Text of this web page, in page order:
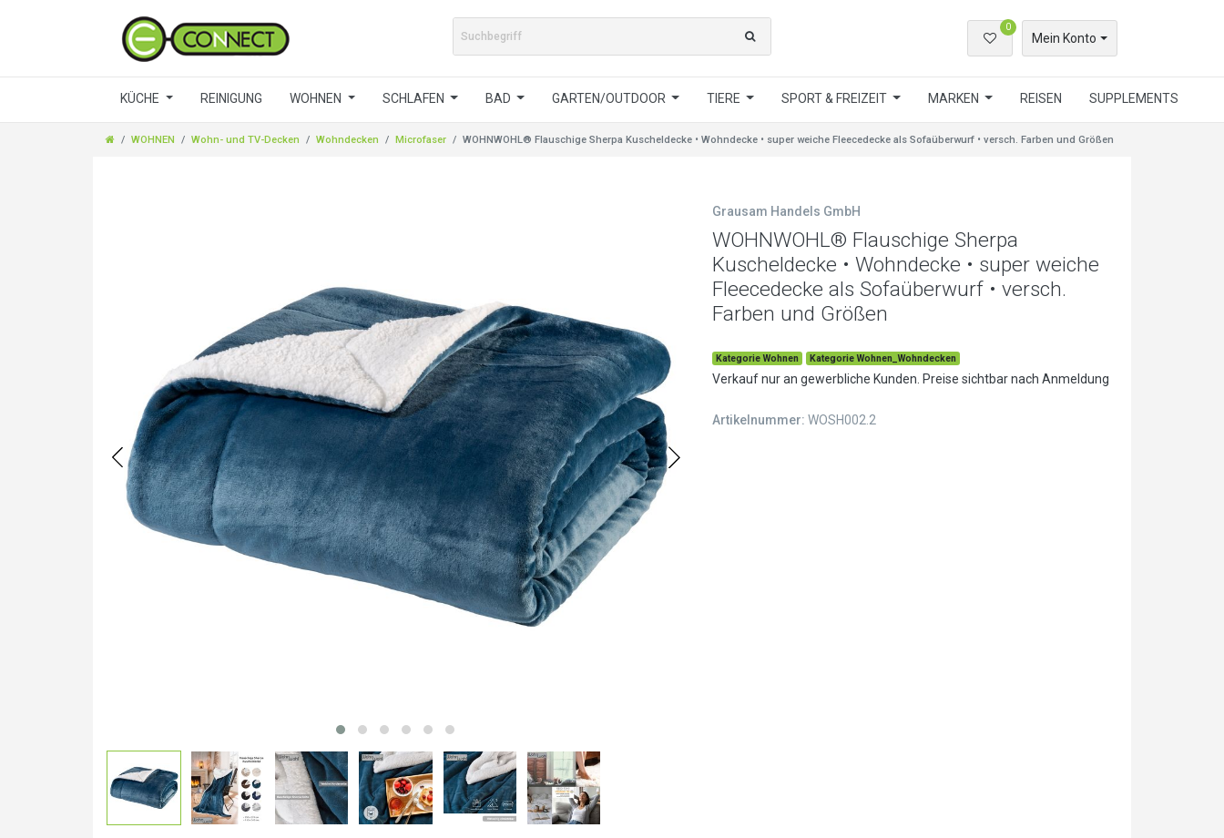
0
Mein Konto
KÜCHE REINIGUNG WOHNEN SCHLAFEN BAD GARTEN/OUTDOOR TIERE SPORT & FREIZEIT MARKEN REISEN SUPPLEMENTS
WOHNEN Wohn- und TV-Decken Wohndecken Microfaser WOHNWOHL® Flauschige Sherpa Kuscheldecke • Wohndecke • super weiche Fleecedecke als Sofaüberwurf • versch. Farben und Größen
Grausam Handels GmbH
WOHNWOHL® Flauschige Sherpa
Kuscheldecke • Wohndecke • super weiche
Fleecedecke als Sofaüberwurf • versch.
Farben und Größen
Kategorie Wohnen Kategorie Wohnen_Wohndecken
Verkauf nur an gewerbliche Kunden. Preise sichtbar nach Anmeldung
Artikelnummer: WOSH002.2